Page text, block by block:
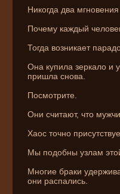
Никогда два
Почему каждый
Тогда возни­кает
Она купила зеркало и
пришла снова.
Посмотрите.
Они­ считают, что
Хаос точно
Мы подобны узлам
Многие браки
они­ распались.